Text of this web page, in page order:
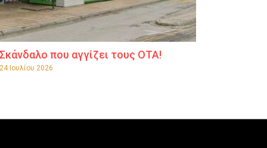
Σκάνδαλο που αγγίζει τους ΟΤΑ!
24 Ιουλίου 2026